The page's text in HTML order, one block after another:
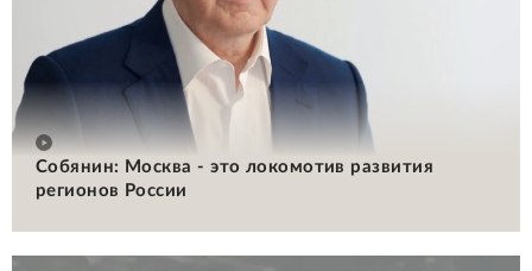
Собянин: Москва - это локомотив развития
регионов России